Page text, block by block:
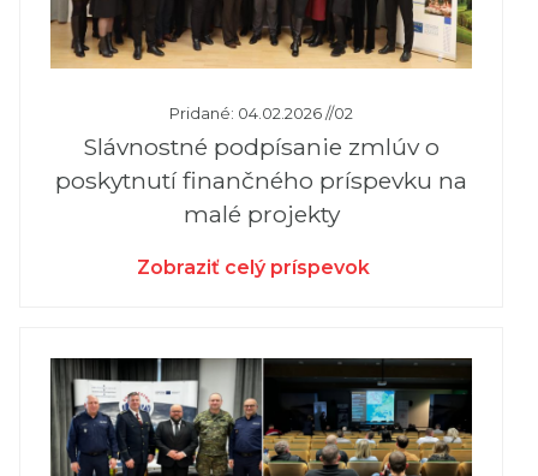
Pridané: 04.02.2026 //02
Slávnostné podpísanie zmlúv o
poskytnutí finančného príspevku na
malé projekty
Zobraziť celý príspevok